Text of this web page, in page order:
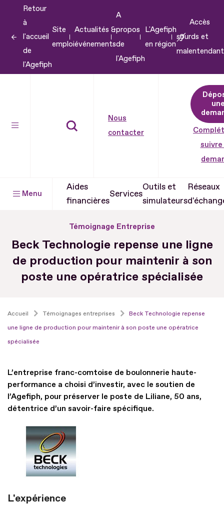
contenu
Retour
à
l'accueil
de
l'Agefiph
Site
emploi
Actualités &
événements
A
propos
de
l'Agefiph
L'Agefiph
en région
Accès
sourds et
Nous
contacter
suivre
Menu
Aides
financières
Services
Outils et
simulateurs
Réseaux
Témoignage Entreprise
Beck Technologie repense une ligne
de production pour maintenir à son
poste une opératrice spécialisée
Accueil Témoignages entreprises
Beck Technologie repense
une ligne de production pour maintenir à son poste une opératrice
spécialisée
L’entreprise franc-comtoise de boulonnerie haute-
performance a choisi d’investir, avec le soutien de
l’Agefiph, pour préserver le poste de Liliane, 50 ans,
détentrice d’un savoir-faire spécifique.
L'expérience